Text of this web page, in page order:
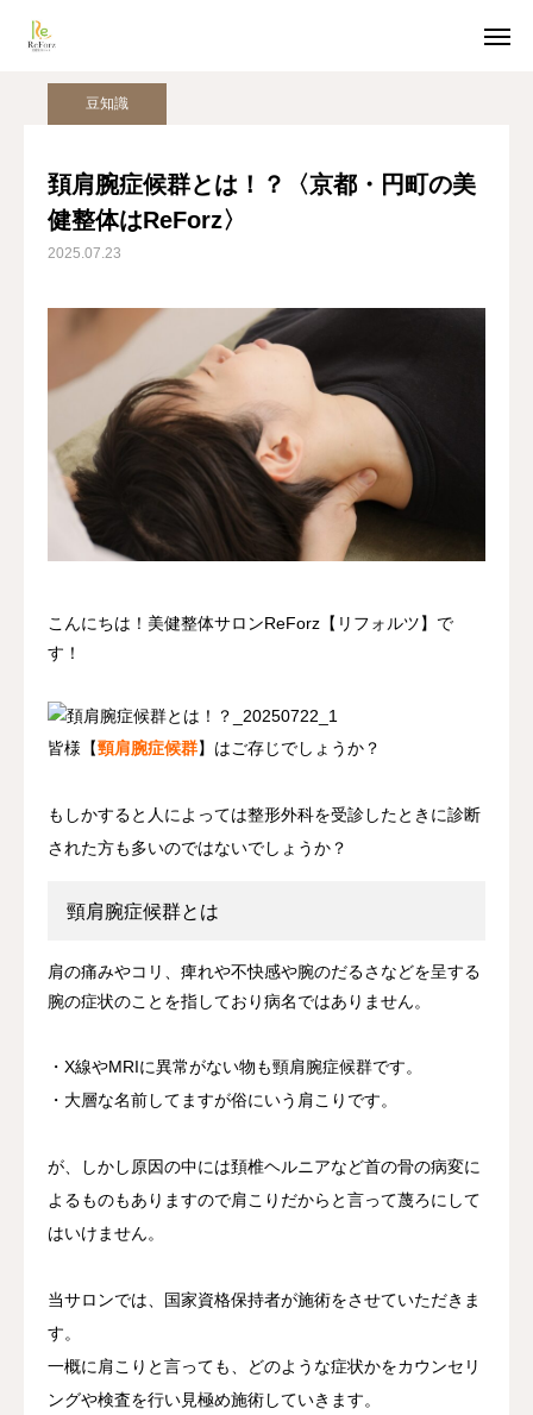
豆知識
頚肩腕症候群とは！？〈京都・円町の美
健整体はReForz〉
2025.07.23
こんにちは！美健整体サロンReForz【リフォルツ】で
す！
皆様【頸肩腕症候群】はご存じでしょうか？
もしかすると人によっては整形外科を受診したときに診断
された方も多いのではないでしょうか？
頸肩腕症候群とは
肩の痛みやコリ、痺れや不快感や腕のだるさなどを呈する
腕の症状のことを指しており病名ではありません。
・X線やMRIに異常がない物も頸肩腕症候群です。
・大層な名前してますが俗にいう肩こりです。
が、しかし原因の中には頚椎ヘルニアなど首の骨の病変に
よるものもありますので肩こりだからと言って蔑ろにして
はいけません。
当サロンでは、国家資格保持者が施術をさせていただきま
す。
一概に肩こりと言っても、どのような症状かをカウンセリ
ングや検査を行い見極め施術していきます。
アクセス
骨盤整体
姿勢美人コラム
美容整体